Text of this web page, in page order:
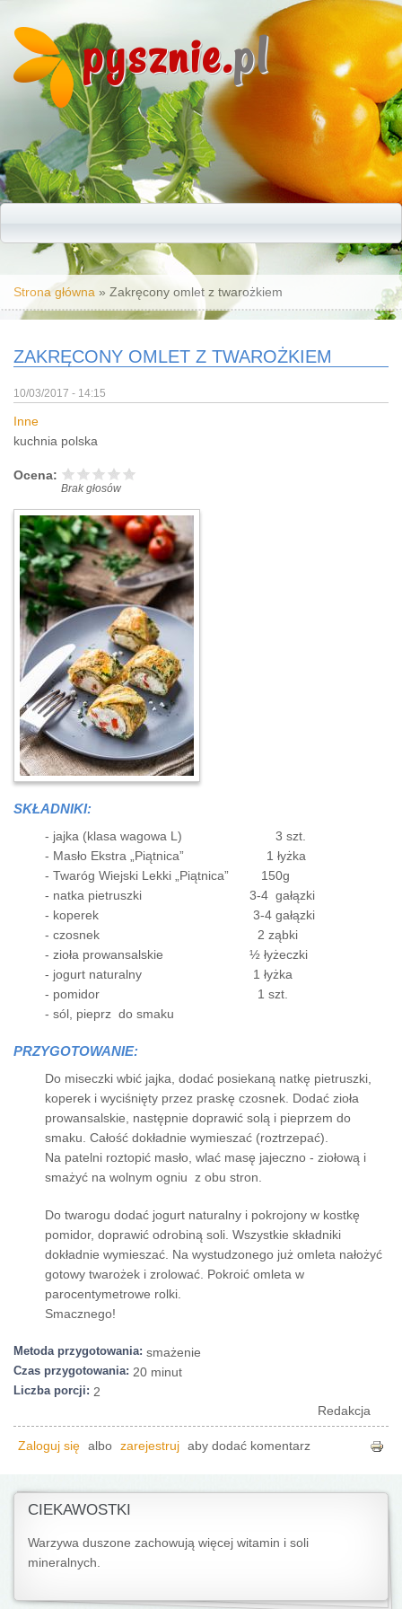
pysznie.pl
Jesteś tutaj
Strona główna » Zakręcony omlet z twarożkiem
ZAKRĘCONY OMLET Z TWAROŻKIEM
10/03/2017 - 14:15
Inne
kuchnia polska
Ocena:
Brak głosów
SKŁADNIKI:
- jajka (klasa wagowa L) 3 szt.
- Masło Ekstra „Piątnica” 1 łyżka
- Twaróg Wiejski Lekki „Piątnica” 150g
- natka pietruszki 3-4 gałązki
- koperek 3-4 gałązki
- czosnek 2 ząbki
- zioła prowansalskie ½ łyżeczki
- jogurt naturalny 1 łyżka
- pomidor 1 szt.
- sól, pieprz do smaku
PRZYGOTOWANIE:
Do miseczki wbić jajka, dodać posiekaną natkę pietruszki,
koperek i wyciśnięty przez praskę czosnek. Dodać zioła
prowansalskie, następnie doprawić solą i pieprzem do
smaku. Całość dokładnie wymieszać (roztrzepać).
Na patelni roztopić masło, wlać masę jajeczno - ziołową i
smażyć na wolnym ogniu z obu stron.
Do twarogu dodać jogurt naturalny i pokrojony w kostkę
pomidor, doprawić odrobiną soli. Wszystkie składniki
dokładnie wymieszać. Na wystudzonego już omleta nałożyć
gotowy twarożek i zrolować. Pokroić omleta w
parocentymetrowe rolki.
Smacznego!
Metoda przygotowania: smażenie
Czas przygotowania: 20 minut
Liczba porcji: 2
Redakcja
Zaloguj się albo zarejestruj aby dodać komentarz
CIEKAWOSTKI
Warzywa duszone zachowują więcej witamin i soli
mineralnych.